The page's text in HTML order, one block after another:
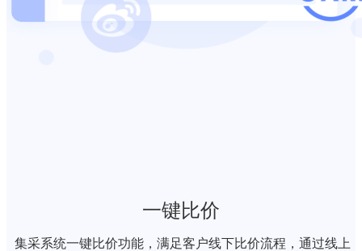
一键比价
集采系统一键比价功能，满足客户线下比价流程，通过线上